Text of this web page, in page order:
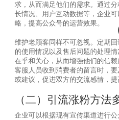
求，从而满足他们的需求。通过
长情况、用户互动数据等，企业
略，提高公众号的运营效果。
维护老顾客同样不可忽视。定期
的使用情况以及售后问题的处理
在乎和关心，从而增强他们的信
客服人员收到消费者的留言时，
或建议，促进双方的交流感情，提
（二）引流涨粉方法
企业可以根据现有宣传渠道进行